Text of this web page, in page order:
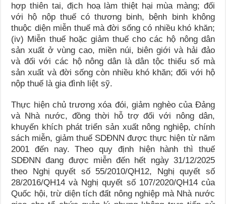
hợp thiên tai, địch hoạ làm thiệt hại mùa màng; đối
với hộ nộp thuế có thương binh, bệnh binh không
thuộc diện miễn thuế mà đời sống có nhiều khó khăn;
(iv) Miễn thuế hoặc giảm thuế cho các hộ nông dân
sản xuất ở vùng cao, miền núi, biên giới và hải đảo
và đối với các hộ nông dân là dân tộc thiểu số mà
sản xuất và đời sống còn nhiều khó khăn; đối với hộ
nộp thuế là gia đình liệt sỹ.
Thực hiện chủ trương xóa đói, giảm nghèo của Đảng
và Nhà nước, đồng thời hỗ trợ đối với nông dân,
khuyến khích phát triển sản xuất nông nghiệp, chính
sách miễn, giảm thuế SDĐNN được thực hiện từ năm
2001 đến nay. Theo quy định hiện hành thì thuế
SDĐNN đang được miễn đến hết ngày 31/12/2025
theo Nghị quyết số 55/2010/QH12, Nghị quyết số
28/2016/QH14 và Nghị quyết số 107/2020/QH14 của
Quốc hội, trừ diện tích đất nông nghiệp mà Nhà nước